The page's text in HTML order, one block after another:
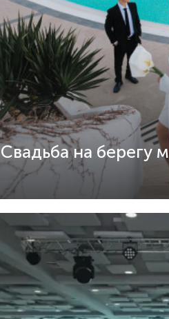
Свадьба на берегу